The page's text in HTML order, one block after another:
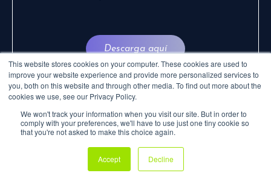
This website stores cookies on your computer. These cookies are used to
improve your website experience and provide more personalized services to
you, both on this website and through other media. To find out more about the
cookies we use, see our Privacy Policy.
We won't track your information when you visit our site. But in order to
comply with your preferences, we'll have to use just one tiny cookie so
that you're not asked to make this choice again.
Accept Decline
Descarga aquí
© 2024 CVCLAVOZ . TODOS LOS DERECHOS
RESERVADOS.